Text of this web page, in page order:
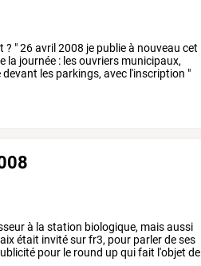
? "26avril 2008 je publieà nouveau cet
la journée : lesouvriers municipaux,
devant les parkings, avec l'inscription "
à la station biologique, maisaussi
était invitésurfr3, pour parlerdeses
pour le round upquifait l'objet de